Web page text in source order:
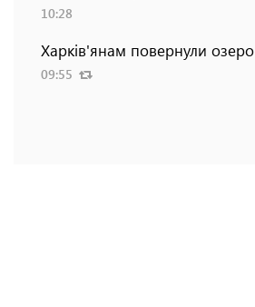
10:28
Харків'янам повернули озеро
09:55